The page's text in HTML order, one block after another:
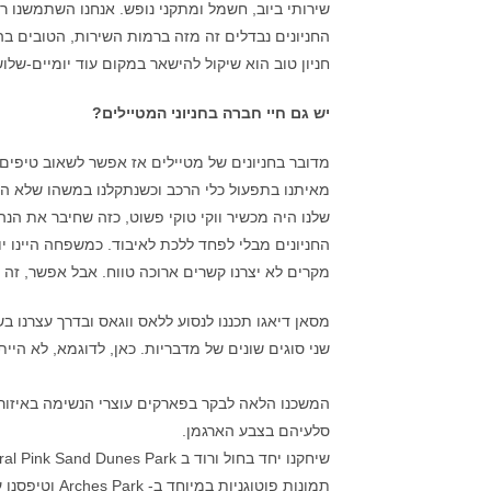
החניונים נבדלים זה מזה ברמות השירות,
חניון טוב הוא שיקול להישאר במקום עוד יומיים-
יש גם חיי חברה בחניוני המטיילים?
מדובר בחניונים של מטיילים אז אפשר לשאוב
מאיתנו בתפעול כלי הרכב וכשנתקלנו במשהו
שלנו היה מכשיר ווקי טוקי פשוט, כזה שחיבר את
החניונים מבלי לפחד ללכת לאיבוד. כמשפחה
מקרים לא יצרנו קשרים ארוכה טווח. אבל אפשר,
שני סוגים שונים של מדבריות. כאן, לדוגמא, לא
סלעיהם בצבע הארגמן.
תמונות פוטוגניות במיוחד ב- Arches Park וטיפסנו על סלעים דמויי פטריות ב Goblin Valley State Park.